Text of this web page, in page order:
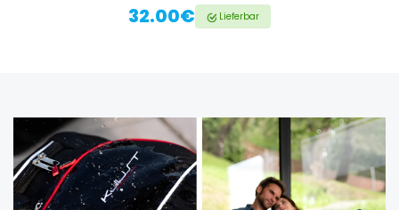
32.00€ Lieferbar